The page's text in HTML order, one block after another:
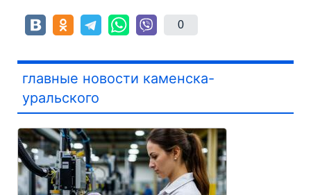
0
главные новости каменска-
уральского